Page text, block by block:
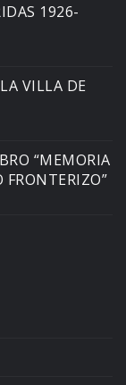
1926-
VILLA DE
“MEMORIA
FRONTERIZO”